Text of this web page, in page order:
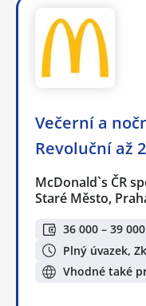
Večerní a
Revoluční až
McDonald`s ČR
Staré Město,
36 000 – 39
Plný úvazek,
Vhodné také